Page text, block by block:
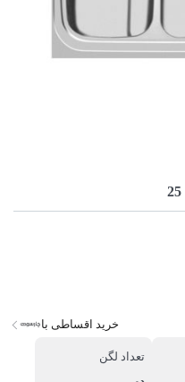
خرید اقساطی با
تعداد لگن